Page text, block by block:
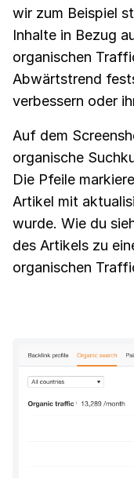
wir zum Beispiel
Inhalte in Bezug
organischen
Abwärtstrend
verbessern oder
Auf dem
organische
Die Pfeile
Artikel mit
wurde. Wie du
des Artikels zu
organischen